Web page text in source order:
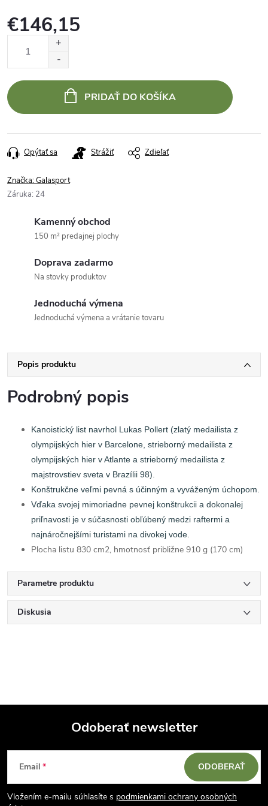
€146,15
PRIDAŤ DO KOŠÍKA
Opýtať sa Strážiť Zdieľať
Značka:Galasport
Záruka: 24
Kamenný obchod
150 m² predajnej plochy
Doprava zadarmo
Na stovky produktov
Jednoduchá výmena
Jednoduchá výmena a vrátanie tovaru
Popis produktu
Podrobný popis
Kanoistický list navrhol Lukas Pollert (zlatý medailista z
olympijských hier v Barcelone, strieborný medailista z
olympijských hier v Atlante a strieborný medailista z
majstrovstiev sveta v Brazílii 98).
Konštrukčne veľmi pevná s účinným a vyváženým úchopom.
Vďaka svojej mimoriadne pevnej konštrukcii a dokonalej
priľnavosti je v súčasnosti obľúbený medzi raftermi a
najnáročnejšími turistami na divokej vode.
Plocha listu 830 cm2, hmotnosť približne 910 g (170 cm)
Parametre produktu
Diskusia
Z
á
Odoberať newsletter
Email
Vložením e-mailu súhlasíte s podmienkami ochrany osobných
ODOBERAŤ